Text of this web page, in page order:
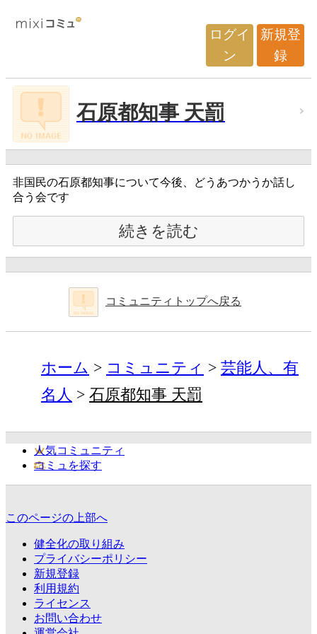
ログイ
ン
新規登
録
石原都知事 天罰
非国民の石原都知事について今後、どうあつかうか話し
合う会です
続きを読む
コミュニティトップへ戻る
ホーム コミュニティ
芸能人、有
名人
石原都知事 天罰
人気コミュニティ
コミュを探す
このページの上部へ
健全化の取り組み
プライバシーポリシー
新規登録
利用規約
ライセンス
お問い合わせ